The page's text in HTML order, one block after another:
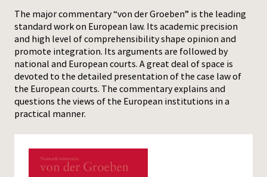
The major commentary “von der Groeben” is the leading
standard work on European law. Its academic precision
and high level of comprehensibility shape opinion and
promote integration. Its arguments are followed by
national and European courts. A great deal of space is
devoted to the detailed presentation of the case law of
the European courts. The commentary explains and
questions the views of the European institutions in a
practical manner.